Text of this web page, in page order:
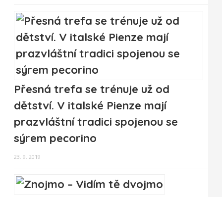
Přesná trefa se trénuje už od
dětství. V italské Pienze mají
prazvláštní tradici spojenou se
sýrem pecorino
23. 9. 2019